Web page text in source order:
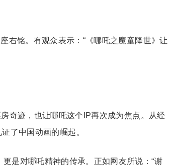
右铭。有观众表示：“《哪吒之魔童降世》让
奇迹，也让哪吒这个IP再次成为焦点。从经
了中国动画的崛起。
是对哪吒精神的传承。正如网友所说：“谢